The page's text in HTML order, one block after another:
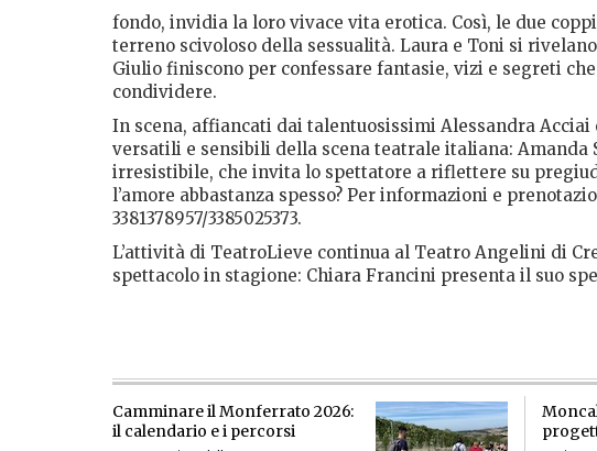
fondo, invidia la loro vivace vita erotica. Così, le due
terreno scivoloso della sessualità. Laura e Toni si
Giulio finiscono per confessare fantasie, vizi e segreti
condividere.
In scena, affiancati dai talentuosissimi Alessandra
versatili e sensibili della scena teatrale italiana:
irresistibile, che invita lo spettatore a riflettere su
l’amore abbastanza spesso? Per informazioni e
3381378957/3385025373.
L’attività di TeatroLieve continua al Teatro Angelini di
spettacolo in stagione: Chiara Francini presenta il suo
Camminare il Monferrato 2026:
il calendario e i percorsi